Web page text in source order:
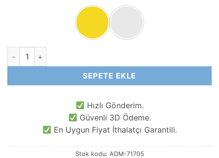
10 MM Kaplumbağa Şekilli Plastik İnci adet
SEPETE EKLE
Hızlı Gönderim.
Güvenli 3D Ödeme.
En Uygun Fiyat İthalatçı Garantili.
Stok kodu: ADM-71705